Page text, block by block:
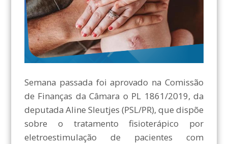
Semana passada foi aprovado na Comissão
de Finanças da Câmara o PL 1861/2019, da
deputada Aline Sleutjes (PSL/PR), que dispõe
sobre o tratamento fisioterápico por
eletroestimulação de pacientes com